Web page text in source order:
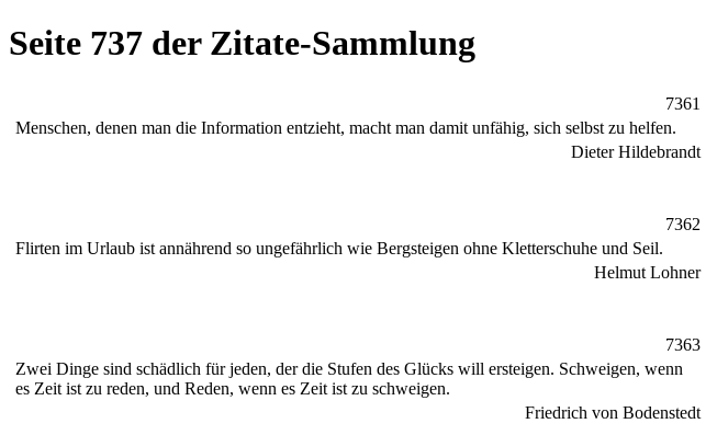
Seite 737 der Zitate-Sammlung
7361
Menschen, denen man die Information entzieht, macht man damit unfähig, sich selbst zu helfen.
Dieter Hildebrandt
7362
Flirten im Urlaub ist annährend so ungefährlich wie Bergsteigen ohne Kletterschuhe und Seil.
Helmut Lohner
7363
Zwei Dinge sind schädlich für jeden, der die Stufen des Glücks will ersteigen. Schweigen, wenn
es Zeit ist zu reden, und Reden, wenn es Zeit ist zu schweigen.
Friedrich von Bodenstedt